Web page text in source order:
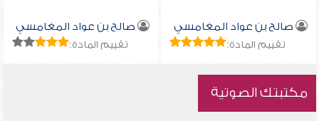
صالح بن عواد المغامسي
تقييم المادة:
صالح بن عواد المغامسي
تقييم المادة:
مكتبتك الصوتية